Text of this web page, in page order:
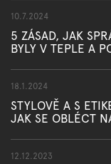
10.7.2024
5 ZÁSAD, JAK
BYLY V TEPLE A
18.1.2024
STYLOVĚ A S
JAK SE OBLÉCT
12.12.2023